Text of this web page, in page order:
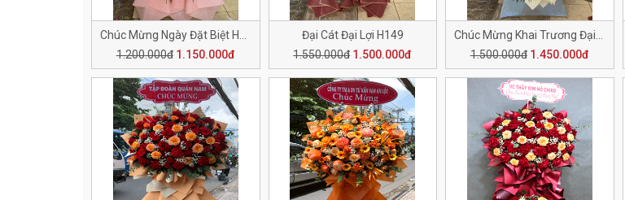
1.200.000đ 1.150.000đ
Đại Cát Đại Lợi H149
1.550.000đ 1.500.000đ
1.500.000đ 1.450.000đ